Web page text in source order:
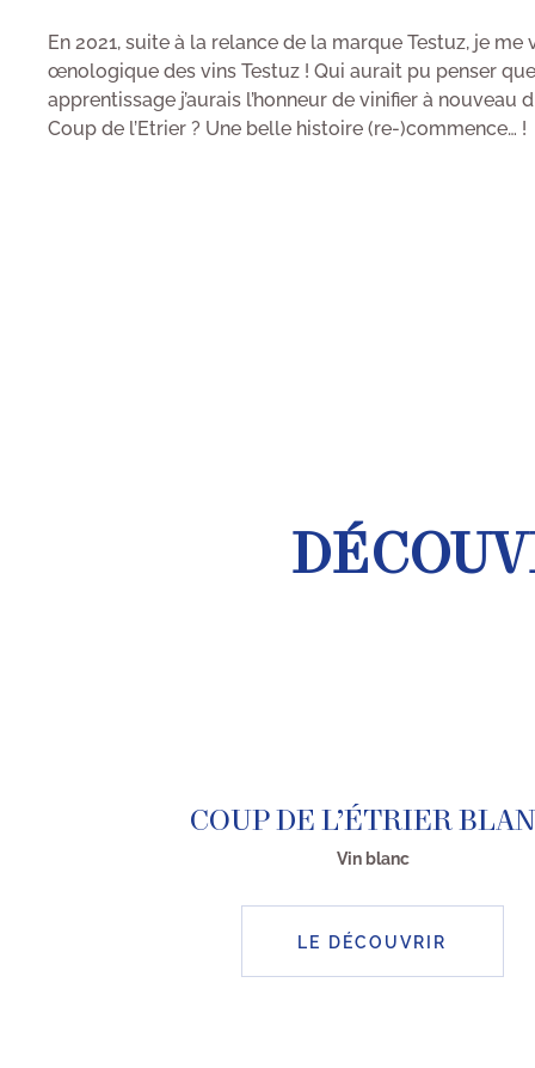
En 2021, suite à la relance de la marque Testuz, je
œnologique des vins Testuz ! Qui aurait pu penser
apprentissage j’aurais l’honneur de vinifier à nouveau
Coup de l’Etrier ? Une belle histoire (re-)commence… !
COUP DE L’ÉTRIER
Vin blanc
LE DÉCOUVRIR